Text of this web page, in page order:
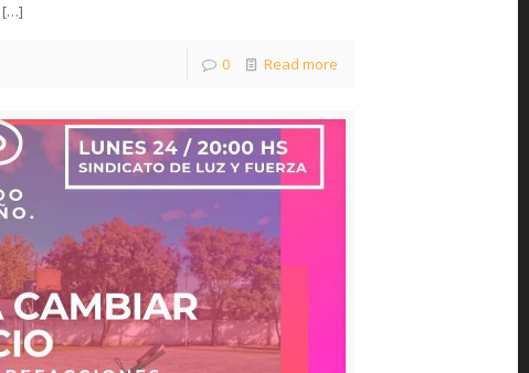
[…]
0 Read more